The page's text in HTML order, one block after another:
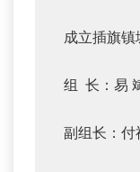
成立插旗镇
组 长：易
副组长：付